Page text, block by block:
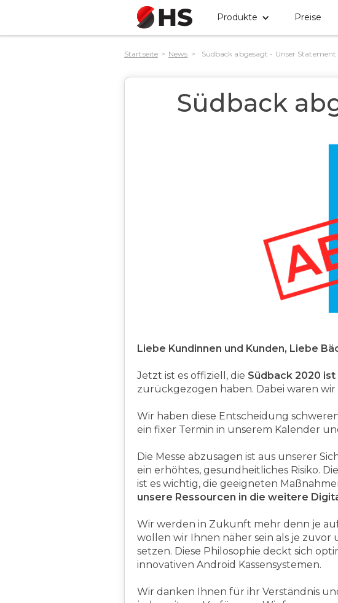
Produkte Preise
Startseite > News > Südback abgesagt - Unser Statement
Südback
Liebe Kundinnen und Kunden, Liebe
Jetzt ist es offiziell, die Südback 2020
zurückgezogen haben. Dabei waren wir
Wir haben diese Entscheidung
ein fixer Termin in unserem Kalender
Die Messe abzusagen ist aus unserer
ein erhöhtes, gesundheitliches Risiko.
ist es wichtig, die geeigneten
unsere Ressourcen in die weitere
Wir werden in Zukunft mehr denn je
wollen wir Ihnen näher sein als je
setzen. Diese Philosophie deckt sich
innovativen Android Kassensystemen.
Wir danken Ihnen für ihr Verständnis